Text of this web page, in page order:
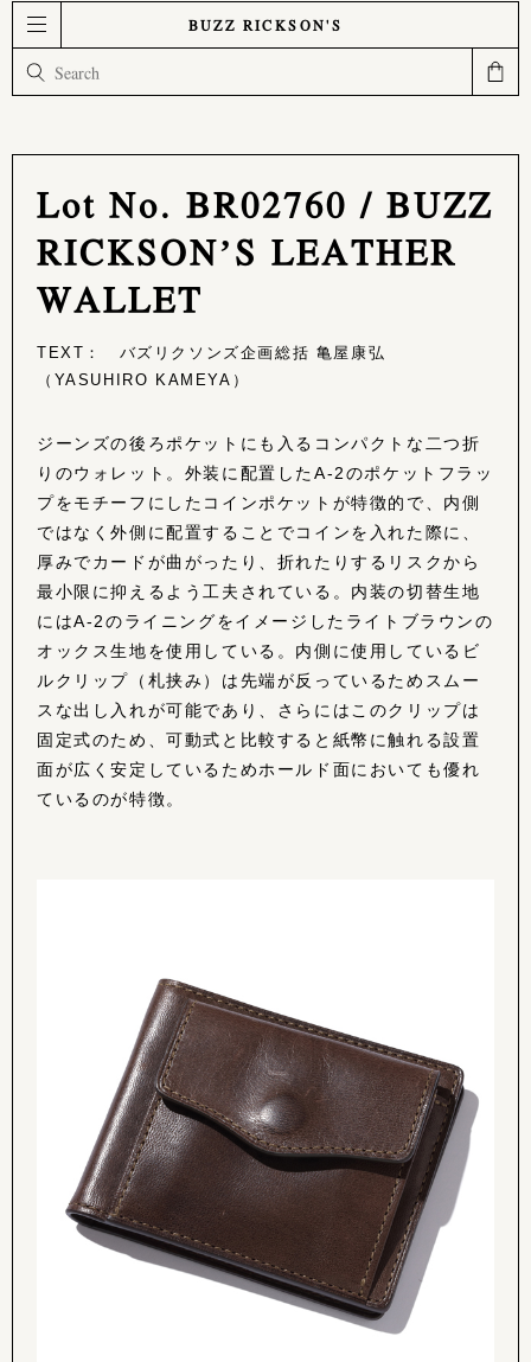
BUZZ RICKSON'S
Lot No. BR02760 / BUZZ
RICKSON’S LEATHER
WALLET
TEXT： バズリクソンズ企画総括 亀屋康弘
（YASUHIRO KAMEYA）
ジーンズの後ろポケットにも入るコンパクトな二つ折
りのウォレット。外装に配置したA-2のポケットフラッ
プをモチーフにしたコインポケットが特徴的で、内側
ではなく外側に配置することでコインを入れた際に、
厚みでカードが曲がったり、折れたりするリスクから
最小限に抑えるよう工夫されている。内装の切替生地
にはA-2のライニングをイメージしたライトブラウンの
オックス生地を使用している。内側に使用しているビ
ルクリップ（札挟み）は先端が反っているためスムー
スな出し入れが可能であり、さらにはこのクリップは
固定式のため、可動式と比較すると紙幣に触れる設置
面が広く安定しているためホールド面においても優れ
ているのが特徴。